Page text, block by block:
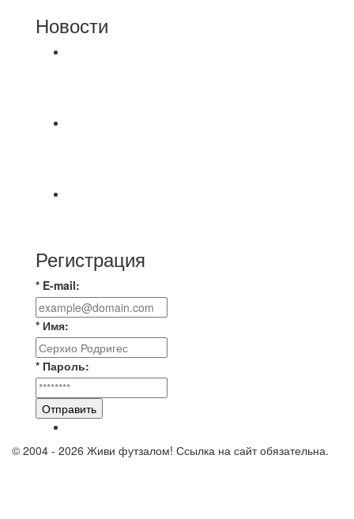
Новости
Регистрация
* E-mail:
* Имя:
* Пароль:
Отправить
© 2004 - 2026 Живи футзалом! Ссылка на сайт обязательна.